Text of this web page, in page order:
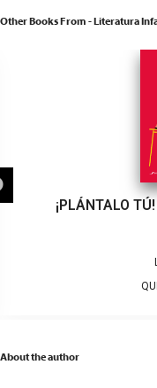
Other Books From - Literatura
¡PLÁNTALO
About the author